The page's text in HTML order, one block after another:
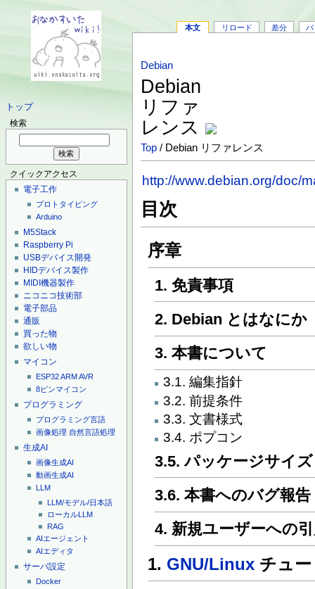
トップ
検索
クイックアクセス
電子工作
プロトタイピング
Arduino
M5Stack
Raspberry Pi
USBデバイス開発
HIDデバイス製作
MIDI機器製作
ニコニコ技術部
電子部品
通販
買った物
欲しい物
マイコン
ESP32ARMAVR
8ピンマイコン
プログラミング
プログラミング言語
画像処理 自然言語処理
生成AI
画像生成AI
動画生成AI
LLM
LLM/モデル/日本語
ローカルLLM
RAG
AIエージェント
AIエディタ
サーバ設定
Docker
本文 リロード 差分 バ
Debian
Debian
リファ
レンス
Top / Debian リファレンス
http://www.debian.org/doc/
目次
序章
1. 免責事項
2. Debian とはなにか
3. 本書について
3.1. 編集指針
3.2. 前提条件
3.3. 文書様式
3.4. ポプコン
3.5. パッケージサイズ
3.6. 本書へのバグ報告
4. 新規ユーザーへの
1. GNU/Linux チュ